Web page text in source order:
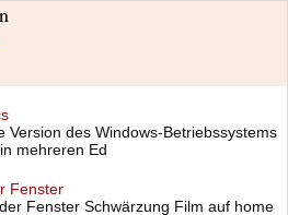
Version des Windows-Betriebssystems
mehreren Ed
Fenster
Fenster Schwärzung Film auf home